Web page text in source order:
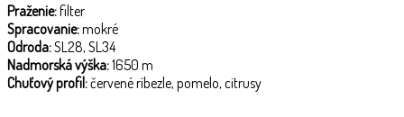
Praženie:filter
Spracovanie:mokré
Odroda:SL28, SL34
Nadmorská výška:1650 m
Chuťový profil:červené ríbezle, pomelo, citrusy